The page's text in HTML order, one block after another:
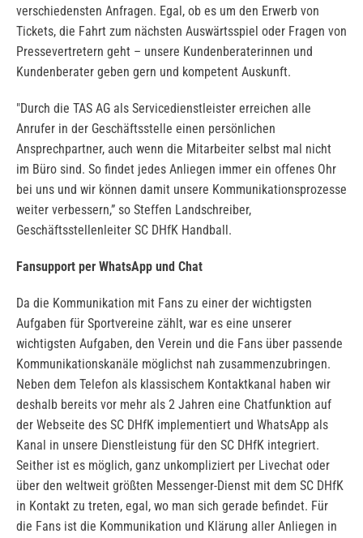
verschiedensten Anfragen. Egal, ob es um den Erwerb von
Tickets, die Fahrt zum nächsten Auswärtsspiel oder Fragen von
Pressevertretern geht – unsere Kundenberaterinnen und
Kundenberater geben gern und kompetent Auskunft.
"Durch die TAS AG als Servicedienstleister erreichen alle
Anrufer in der Geschäftsstelle einen persönlichen
Ansprechpartner, auch wenn die Mitarbeiter selbst mal nicht
im Büro sind. So findet jedes Anliegen immer ein offenes Ohr
bei uns und wir können damit unsere Kommunikationsprozesse
weiter verbessern,” so Steffen Landschreiber,
Geschäftsstellenleiter SC DHfK Handball.
Fansupport per WhatsApp und Chat
Da die Kommunikation mit Fans zu einer der wichtigsten
Aufgaben für Sportvereine zählt, war es eine unserer
wichtigsten Aufgaben, den Verein und die Fans über passende
Kommunikationskanäle möglichst nah zusammenzubringen.
Neben dem Telefon als klassischem Kontaktkanal haben wir
deshalb bereits vor mehr als 2 Jahren eine Chatfunktion auf
der Webseite des SC DHfK implementiert und WhatsApp als
Kanal in unsere Dienstleistung für den SC DHfK integriert.
Seither ist es möglich, ganz unkompliziert per Livechat oder
über den weltweit größten Messenger-Dienst mit dem SC DHfK
in Kontakt zu treten, egal, wo man sich gerade befindet. Für
die Fans ist die Kommunikation und Klärung aller Anliegen in